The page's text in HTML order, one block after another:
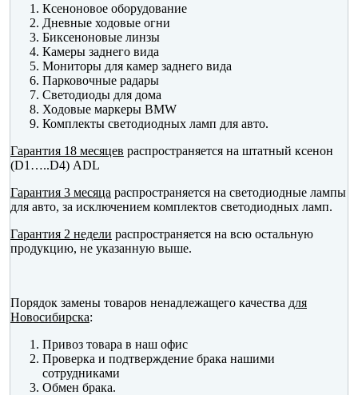
Ксеноновое оборудование
Дневные ходовые огни
Биксеноновые линзы
Камеры заднего вида
Мониторы для камер заднего вида
Парковочные радары
Светодиоды для дома
Ходовые маркеры BMW
Комплекты светодиодных ламп для авто.
Гарантия 18 месяцев распространяется на штатный ксенон
(D1…..D4) ADL
Гарантия 3 месяца распространяется на светодиодные лампы
для авто, за исключением комплектов светодиодных ламп.
Гарантия 2 недели распространяется на всю остальную
продукцию, не указанную выше.
Порядок замены товаров ненадлежащего качества для
Новосибирска:
Привоз товара в наш офис
Проверка и подтверждение брака нашими
сотрудниками
Обмен брака.